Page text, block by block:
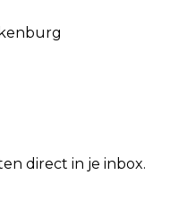
direct in je inbox.